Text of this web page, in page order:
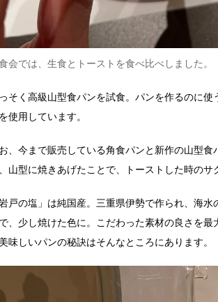
会では、生食とトーストを食べ比べしました。
そく高級山型食パンを試食。パンを作るのに
使用しています。
、今まで販売している角食パンと新作の山型
山型に焼きあげたことで、トーストした時のサ
岩戸の塩」は純国産。三重県伊勢で作られ、海
、少し焼けた色に。こだわった素材の良さを
味しいパンの秘訣はそんなところにあります。